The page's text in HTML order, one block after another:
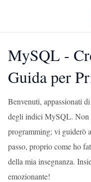
MySQL -
Guida per
Benvenuti, appassionati
degli indici MySQL. Non
programming; vi guiderò
passo, proprio come ho
della mia insegnanza.
emozionante!